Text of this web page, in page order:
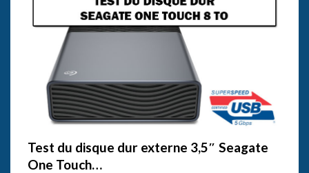
Test du disque dur externe 3,5″ Seagate
One Touch…